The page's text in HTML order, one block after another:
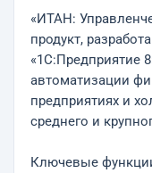
«ИТАН:
продукт,
«1С:Предприятие
автоматизации
предприятиях и
среднего и
Ключевые